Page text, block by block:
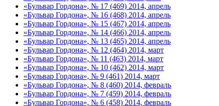
«Бульвар Гордона», № 17 (469) 2014, апрель
«Бульвар Гордона», № 16 (468) 2014, апрель
«Бульвар Гордона», № 15 (467) 2014, апрель
«Бульвар Гордона», № 14 (466) 2014, апрель
«Бульвар Гордона», № 13 (465) 2014, апрель
«Бульвар Гордона», № 12 (464) 2014, март
«Бульвар Гордона», № 11 (463) 2014, март
«Бульвар Гордона», № 10 (462) 2014, март
«Бульвар Гордона», № 9 (461) 2014, март
«Бульвар Гордона», № 8 (460) 2014, февраль
«Бульвар Гордона», № 7 (459) 2014, февраль
«Бульвар Гордона», № 6 (458) 2014, февраль